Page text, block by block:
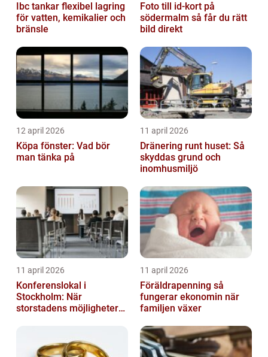
Ibc tankar flexibel lagring
för vatten, kemikalier och
bränsle
Foto till id-kort på
södermalm så får du rätt
bild direkt
12 april 2026
Köpa fönster: Vad bör
man tänka på
11 april 2026
Dränering runt huset: Så
skyddas grund och
inomhusmiljö
11 april 2026
Konferenslokal i
Stockholm: När
storstadens möjligheter
11 april 2026
Föräldrapenning så
fungerar ekonomin när
familjen växer